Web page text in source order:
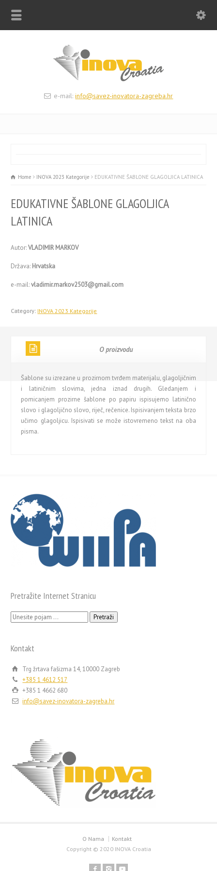
e-mail:info@savez-inovatora-zagreba.hr
Home INOVA 2023 Kategorije EDUKATIVNE ŠABLONE GLAGOLJICA LATINICA
EDUKATIVNE ŠABLONE GLAGOLJICA
LATINICA
Autor:VLADIMIR MARKOV
Država: Hrvatska
e-mail:vladimir.markov2503@gmail.com
Category: INOVA 2023 Kategorije
O proizvodu
Šablone su izrezane u prozirnom tvrđem materijalu, glagoljičnim
i latiničnim slovima, jedna iznad drugih. Gledanjem i
pomicanjem prozirne šablone po papiru ispisujemo latinično
slovo i glagoljično slovo, riječ, rečenice. Ispisivanjem teksta brzo
učimo glagoljicu. Ispisivati se može istovremeno tekst na oba
pisma.
Pretražite Internet Stranicu
Pretraži:
Kontakt
Trg žrtava fašizma 14, 10000 Zagreb
+385 1 4612 517
+385 1 4662 680
info@savez-inovatora-zagreba.hr
O Nama
Kontakt
Copyright © 2020 INOVA Croatia